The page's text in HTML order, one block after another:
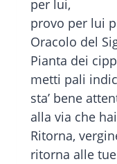
per lui,
provo per lui
Oracolo del
Pianta dei
metti pali
sta’ bene
alla via che
Ritorna,
ritorna alle